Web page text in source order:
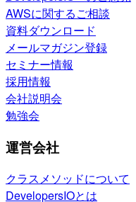
AWSに関するご相談
資料ダウンロード
メールマガジン登録
セミナー情報
採用情報
会社説明会
勉強会
運営会社
クラスメソッドについて
DevelopersIOとは